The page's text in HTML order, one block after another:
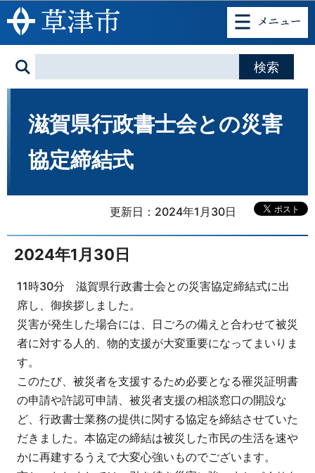
このページの本文へ移動
滋賀県行政書士会との災害
協定締結式
更新日：2024年1月30日
2024年1月30日
11時30分 滋賀県行政書士会との災害協定締結式に出
席し、御挨拶しました。
災害が発生した場合には、日ごろの備えと合わせて被災
者に対する人的、物的支援が大変重要になってまいりま
す。
このたび、被災者を支援するため必要となる罹災証明書
の申請や許認可申請、被災者支援の相談窓口の開設な
ど、行政書士業務の提供に関する協定を締結させていた
だきました。本協定の締結は被災した市民の生活を速や
かに再建するうえで大変心強いものでございます。